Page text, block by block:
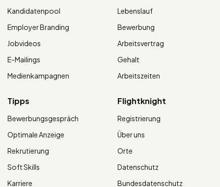
Kandidatenpool
Employer Branding
Jobvideos
E-Mailings
Medienkampagnen
Lebenslauf
Bewerbung
Arbeitsvertrag
Gehalt
Arbeitszeiten
Tipps
Bewerbungsgespräch
Optimale Anzeige
Rekrutierung
Soft Skills
Karriere
Flightknight
Registrierung
Über uns
Orte
Datenschutz
Bundesdatenschutz